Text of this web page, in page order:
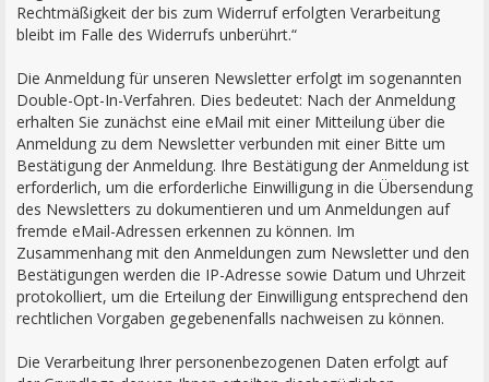
Rechtmäßigkeit der bis zum Widerruf erfolgten Verarbeitung
bleibt im Falle des Widerrufs unberührt.“
Die Anmeldung für unseren Newsletter erfolgt im sogenannten
Double-Opt-In-Verfahren. Dies bedeutet: Nach der Anmeldung
erhalten Sie zunächst eine eMail mit einer Mitteilung über die
Anmeldung zu dem Newsletter verbunden mit einer Bitte um
Bestätigung der Anmeldung. Ihre Bestätigung der Anmeldung ist
erforderlich, um die erforderliche Einwilligung in die Übersendung
des Newsletters zu dokumentieren und um Anmeldungen auf
fremde eMail-Adressen erkennen zu können. Im
Zusammenhang mit den Anmeldungen zum Newsletter und den
Bestätigungen werden die IP-Adresse sowie Datum und Uhrzeit
protokolliert, um die Erteilung der Einwilligung entsprechend den
rechtlichen Vorgaben gegebenenfalls nachweisen zu können.
Die Verarbeitung Ihrer personenbezogenen Daten erfolgt auf